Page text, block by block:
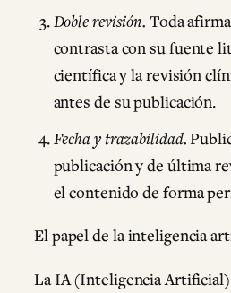
Doble revisión. Toda
contrasta con su fuente
científica y la revisión
antes de su publicación.
Fecha y trazabilidad.
publicación y de última
el contenido de forma
El papel de la inteligencia
La IA (Inteligencia Artificial)